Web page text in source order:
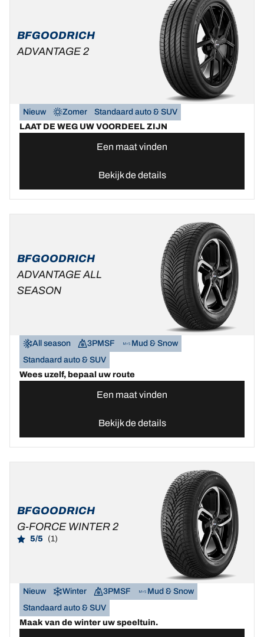
BFGOODRICH
ADVANTAGE 2
Nieuw Zomer
Standaard auto & SUV
LAAT DE WEG UW VOORDEEL ZIJN
Een maat vinden
Bekijk de details
BFGOODRICH
ADVANTAGE ALL
SEASON
All season 3PMSF
Mud & Snow
Standaard auto & SUV
Wees uzelf, bepaal uw route
Een maat vinden
Bekijk de details
BFGOODRICH
G-FORCE WINTER 2
5/5 (1)
Nieuw Winter 3PMSF
Mud & Snow
Standaard auto & SUV
Maak van de winter uw speeltuin.